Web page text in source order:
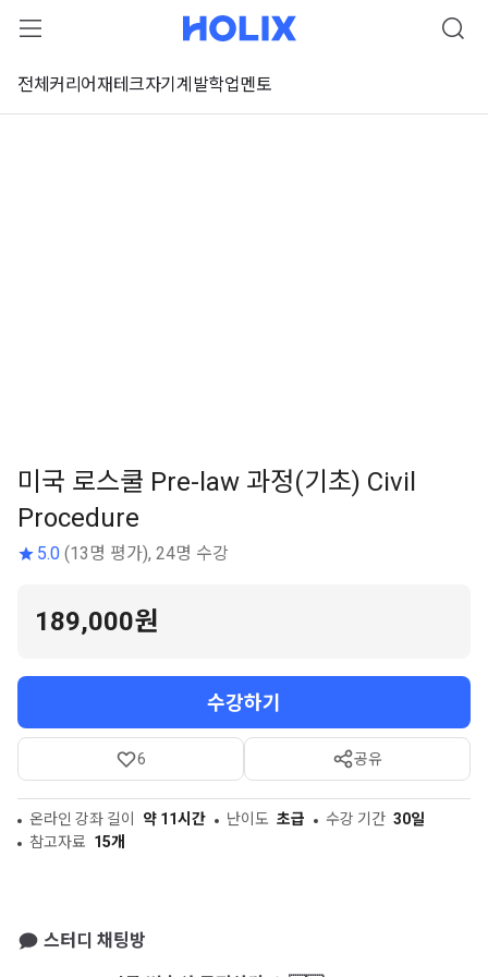
전체 커리어재테크자기계발학업멘토
좌 미리보기
미국 로스쿨 Pre-law 과정(기초) Civil
Procedure
5.0 (13명 평가), 24명 수강
189,000원
수강하기
6 공유
온라인 강좌 길이 약 11시간 난이도 초급 수강 기간 30일
참고자료 15개
스터디 채팅방